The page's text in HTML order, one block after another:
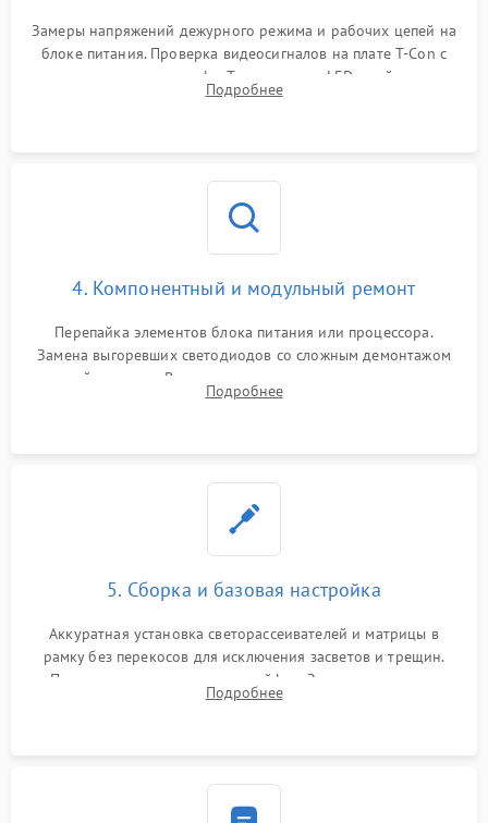
Замеры напряжений дежурного режима и рабочих цепей на
блоке питания. Проверка видеосигналов на плате T-Con с
помощью осциллографа. Тестирование LED-драйвера и
светодиодных планок подсветки мультиметром.
Подробнее
4. Компонентный и модульный ремонт
Перепайка элементов блока питания или процессора.
Замена выгоревших светодиодов со сложным демонтажом
хрупкой матрицы. Восстановление поврежденных дорожек,
прошивка микросхем памяти EEPROM
Подробнее
5. Сборка и базовая настройка
Аккуратная установка светорассеивателей и матрицы в
рамку без перекосов для исключения засветов и трещин.
Подключение внутренних шлейфов. Закрытие корпуса.
Сброс настроек и обновление программного обеспечения.
Подробнее